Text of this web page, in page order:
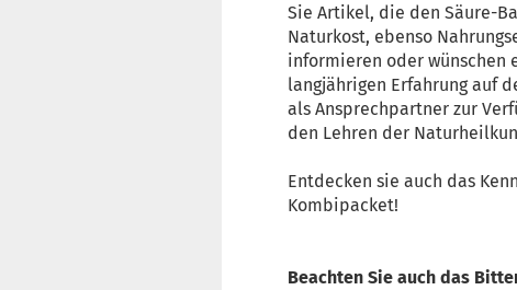
Sie Artikel, die den Säure-
Naturkost, ebenso
informieren oder wünschen
langjährigen Erfahrung auf
als Ansprechpartner zur
den Lehren der
Entdecken sie auch das
Kombipacket!
Beachten Sie auch das